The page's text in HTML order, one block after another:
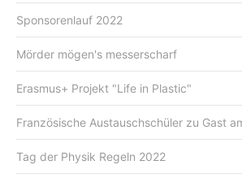
Sponsorenlauf 2022
Mörder mögen's messerscharf
Erasmus+ Projekt "Life in Plastic"
Französische Austauschschüler zu Gast
Tag der Physik Regeln 2022